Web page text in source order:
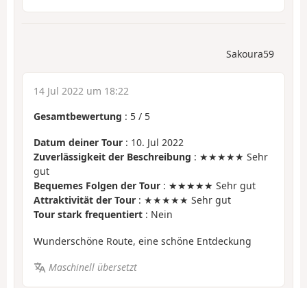
Sakoura59
14 Jul 2022 um 18:22
Gesamtbewertung : 5 / 5
Datum deiner Tour : 10. Jul 2022
Zuverlässigkeit der Beschreibung : ★★★★★ Sehr
gut
Bequemes Folgen der Tour : ★★★★★ Sehr gut
Attraktivität der Tour : ★★★★★ Sehr gut
Tour stark frequentiert : Nein
Wunderschöne Route, eine schöne Entdeckung
Maschinell übersetzt